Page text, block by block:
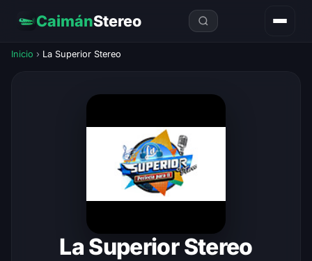
CaimánStereo
Inicio › La Superior Stereo
La Superior Stereo